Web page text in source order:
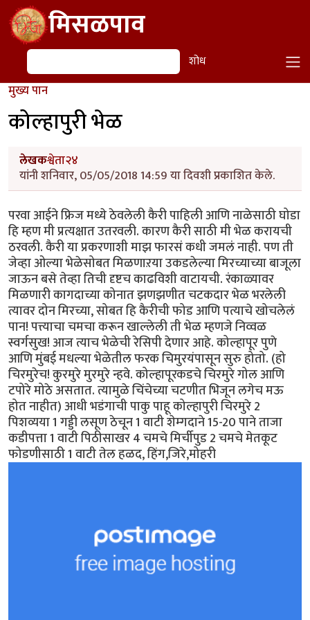
Skip to main contentमिसळपाव
शोध शोध
मुख्य पान
कोल्हापुरी भेळ
लेखकश्वेता२४
यांनी शनिवार, 05/05/2018 14:59 या दिवशी प्रकाशित केले.
परवा आईने फ्रिज मध्ये ठेवलेली कैरी पाहिली आणि नाळेसाठी घोडा
हि म्हण मी प्रत्यक्षात उतरवली. कारण कैरी साठी मी भेळ करायची
ठरवली. कैरी या प्रकरणाशी माझ फारसं कधी जमलं नाही. पण ती
जेव्हा ओल्या भेळेसोबत मिळणाऱया उकडलेल्या मिरच्याच्या बाजूला
जाऊन बसे तेव्हा तिची दृष्टच काढविशी वाटायची. रंकाळ्यावर
मिळणारी कागदाच्या कोनात झणझणीत चटकदार भेळ भरलेली
त्यावर दोन मिरच्या, सोबत हि कैरीची फोड आणि पत्याचे खोचलेलं
पान! पत्त्याचा चमचा करून खाल्लेली ती भेळ म्हणजे निव्वळ
स्वर्गसुख! आज त्याच भेळेची रेसिपी देणार आहे. कोल्हापूर पुणे
आणि मुंबई मधल्या भेळेतील फरक चिमुरयंपासून सुरु होतो. (हो
चिरमुरेच! कुरमुरे मुरमुरे न्हवे. कोल्हापूरकडचे चिरमुरे गोल आणि
टपोरे मोठे असतात. त्यामुळे चिंचेच्या चटणीत भिजून लगेच मऊ
होत नाहीत) आधी भडंगाची पाकु पाहू कोल्हापुरी चिरमुरे 2
पिशव्यया 1 गड्डी लसूण ठेचून 1 वाटी शेम्गदाने 15-20 पाने ताजा
कडीपत्ता 1 वाटी पिठीसाखर 4 चमचे मिर्चीपुड 2 चमचे मेतकूट
फोडणीसाठी 1 वाटी तेल हळद, हिंग,जिरे,मोहरी